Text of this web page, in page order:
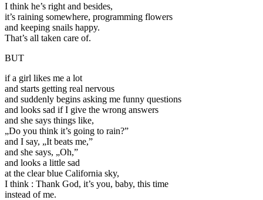
I think he’s right and besides,
it’s raining somewhere, programming flowers
and keeping snails happy.
That’s all taken care of.
BUT
if a girl likes me a lot
and starts getting real nervous
and suddenly begins asking me funny questions
and looks sad if I give the wrong answers
and she says things like,
„Do you think it’s going to rain?”
and I say, „It beats me,”
and she says, „Oh,”
and looks a little sad
at the clear blue California sky,
I think : Thank God, it’s you, baby, this time
instead of me.